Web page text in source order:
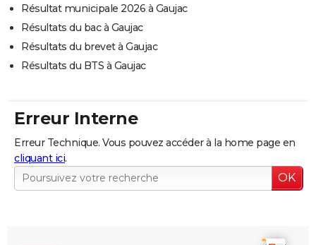
Résultat municipale 2026 à Gaujac
Résultats du bac à Gaujac
Résultats du brevet à Gaujac
Résultats du BTS à Gaujac
Erreur Interne
Erreur Technique. Vous pouvez accéder à la home page en
cliquant ici.